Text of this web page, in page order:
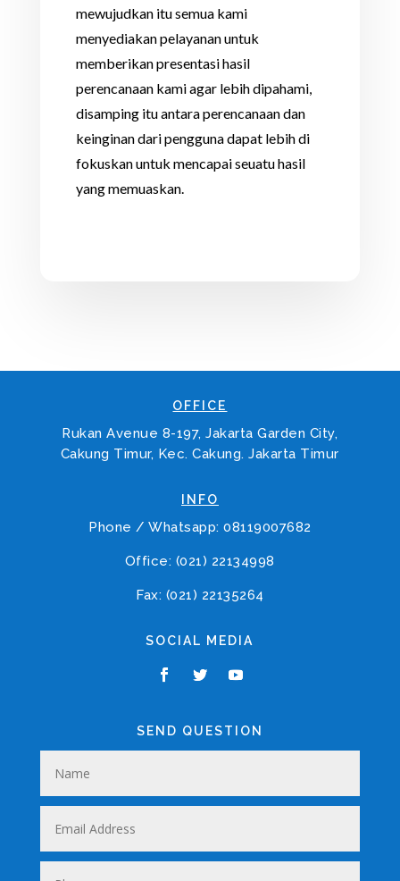
mewujudkan itu semua kami
menyediakan pelayanan untuk
memberikan presentasi hasil
perencanaan kami agar lebih dipahami,
disamping itu antara perencanaan dan
keinginan dari pengguna dapat lebih di
fokuskan untuk mencapai seuatu hasil
yang memuaskan.
OFFICE
Rukan Avenue 8-197, Jakarta Garden City,
Cakung Timur, Kec. Cakung. Jakarta Timur
INFO
Phone / Whatsapp: 08119007682
Office: (021) 22134998
Fax: (021) 22135264
SOCIAL MEDIA
SEND QUESTION